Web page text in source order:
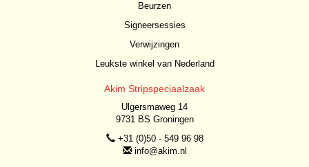
Beurzen
Signeersessies
Verwijzingen
Leukste winkel van Nederland
Akim Stripspeciaalzaak
Ulgersmaweg 14
9731 BS Groningen
+31 (0)50 - 549 96 98
info@akim.nl